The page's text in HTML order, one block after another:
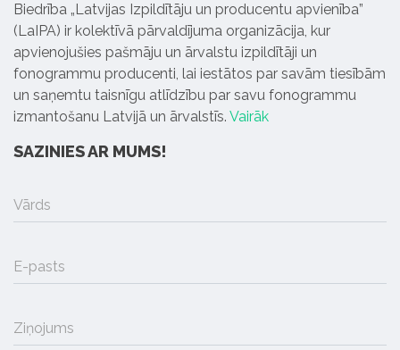
Biedrība „Latvijas Izpildītāju un producentu apvienība”
(LaIPA) ir kolektīvā pārvaldījuma organizācija, kur
apvienojušies pašmāju un ārvalstu izpildītāji un
fonogrammu producenti, lai iestātos par savām tiesībām
un saņemtu taisnīgu atlīdzību par savu fonogrammu
izmantošanu Latvijā un ārvalstīs. Vairāk
SAZINIES AR MUMS!
Vārds
E-pasts
Ziņojums